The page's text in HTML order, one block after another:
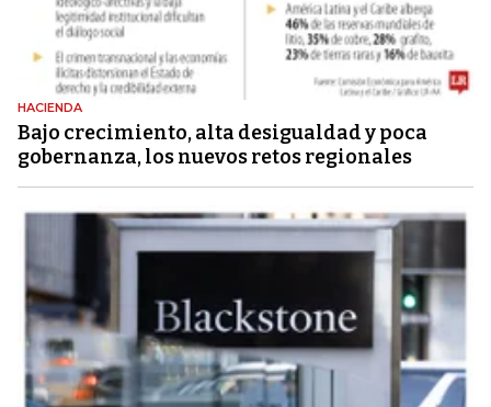
HACIENDA
Bajo crecimiento, alta desigualdad y poca
gobernanza, los nuevos retos regionales